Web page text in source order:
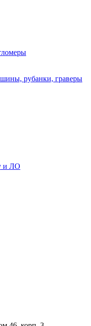
рубанки, граверы
и ЛО